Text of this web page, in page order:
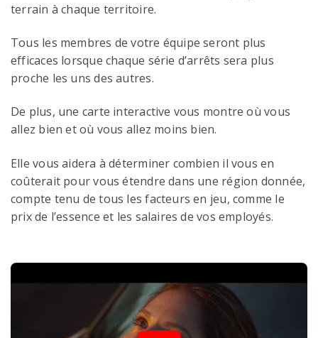
terrain à chaque territoire.
Tous les membres de votre équipe seront plus
efficaces lorsque chaque série d’arrêts sera plus
proche les uns des autres.
De plus, une carte interactive vous montre où vous
allez bien et où vous allez moins bien.
Elle vous aidera à déterminer combien il vous en
coûterait pour vous étendre dans une région donnée,
compte tenu de tous les facteurs en jeu, comme le
prix de l’essence et les salaires de vos employés.